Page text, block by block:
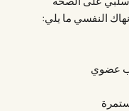
النفسي ما يلي:
عضوي